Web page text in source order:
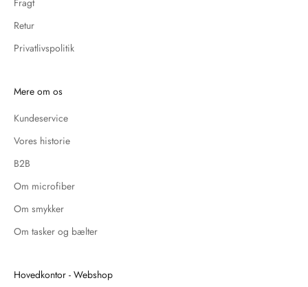
Fragt
Retur
Privatlivspolitik
Mere om os
Kundeservice
Vores historie
B2B
Om microfiber
Om smykker
Om tasker og bælter
Hovedkontor - Webshop